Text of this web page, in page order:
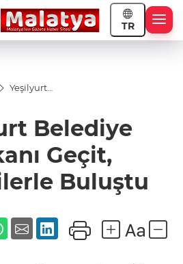
TR
Yeşilyurt
Geçit,
Öğrencilerle
Belediye
Geçit,
Buluştu